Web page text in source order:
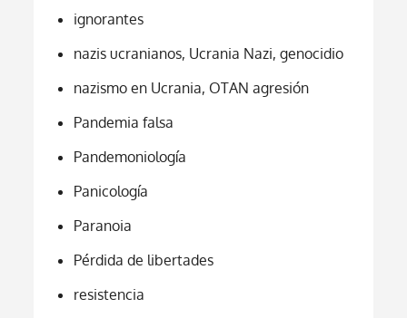
ignorantes
nazis ucranianos, Ucrania Nazi, genocidio
nazismo en Ucrania, OTAN agresión
Pandemia falsa
Pandemoniología
Panicología
Paranoia
Pérdida de libertades
resistencia